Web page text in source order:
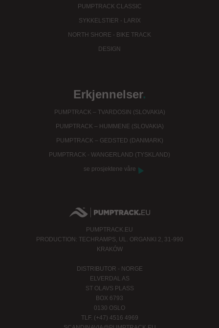
PUMPTRACK CLASSIC
SYKKELSTIER - LARIX
NORTH SHORE - BIKE TRACK
DESIGN
Erkjennelser.
PUMPTRACK – TVARDOSIN (SLOVAKIA)
PUMPTRACK – HUMMENE (SLOVAKIA)
PUMPTRACK – GEDSTED (DANMARK)
PUMPTRACK - WANGERLAND (TYSKLAND)
se prosjektene våre
PUMPTRACK.EU
PRODUCTION: TECHRAMPS, UL. ORGANKI 2, 31-990
KRAKÓW
DISTRIBUTOR - NORGE
ELVERDAL AS
ST OLAVS PLASS
BOX 6793
0130 OSLO
TLF. (+47) 4516 4969